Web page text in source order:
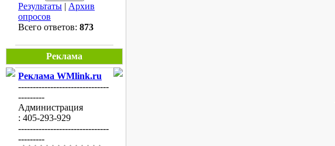
Результаты | Архив
опросов
Всего ответов: 873
Реклама
Реклама WMlink.ru
-------------------------------
---------
Администрация
: 405-293-929
-------------------------------
---------